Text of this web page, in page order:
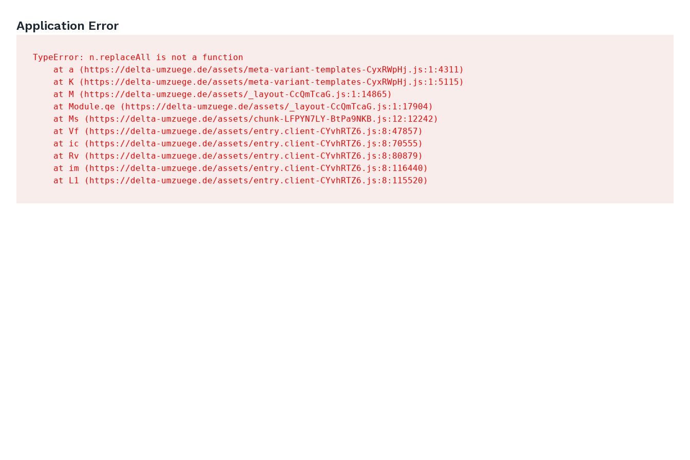
Application Error
TypeError: n.replaceAll is not a function
    at a (https://delta-umzuege.de/assets/meta-variant-templates-CyxRWpHj.js:1:4311)
    at K (https://delta-umzuege.de/assets/meta-variant-templates-CyxRWpHj.js:1:5115)
    at M (https://delta-umzuege.de/assets/_layout-CcQmTcaG.js:1:14865)
    at Module.qe (https://delta-umzuege.de/assets/_layout-CcQmTcaG.js:1:17904)
    at Ms (https://delta-umzuege.de/assets/chunk-LFPYN7LY-BtPa9NKB.js:12:12242)
    at Vf (https://delta-umzuege.de/assets/entry.client-CYvhRTZ6.js:8:47857)
    at ic (https://delta-umzuege.de/assets/entry.client-CYvhRTZ6.js:8:70555)
    at Rv (https://delta-umzuege.de/assets/entry.client-CYvhRTZ6.js:8:80879)
    at im (https://delta-umzuege.de/assets/entry.client-CYvhRTZ6.js:8:116440)
    at L1 (https://delta-umzuege.de/assets/entry.client-CYvhRTZ6.js:8:115520)